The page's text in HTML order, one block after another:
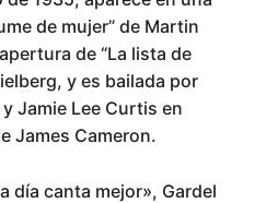
de mujer” de Martin
de “La lista de
y es bailada por
Jamie Lee Curtis en
James Cameron.
día canta mejor», Gardel